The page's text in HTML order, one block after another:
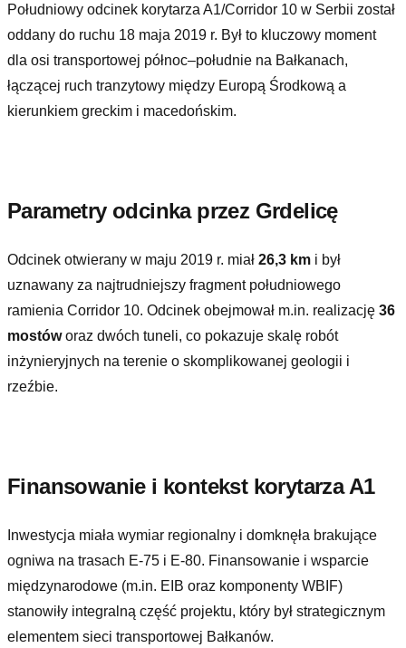
Południowy odcinek korytarza A1/Corridor 10 w Serbii został
oddany do ruchu 18 maja 2019 r. Był to kluczowy moment
dla osi transportowej północ–południe na Bałkanach,
łączącej ruch tranzytowy między Europą Środkową a
kierunkiem greckim i macedońskim.
Parametry odcinka przez Grdelicę
Odcinek otwierany w maju 2019 r. miał 26,3 km i był
uznawany za najtrudniejszy fragment południowego
ramienia Corridor 10. Odcinek obejmował m.in. realizację 36
mostóworaz dwóch tuneli, co pokazuje skalę robót
inżynieryjnych na terenie o skomplikowanej geologii i
rzeźbie.
Finansowanie i kontekst korytarza A1
Inwestycja miała wymiar regionalny i domknęła brakujące
ogniwa na trasach E-75 i E-80. Finansowanie i wsparcie
międzynarodowe (m.in. EIB oraz komponenty WBIF)
stanowiły integralną część projektu, który był strategicznym
elementem sieci transportowej Bałkanów.